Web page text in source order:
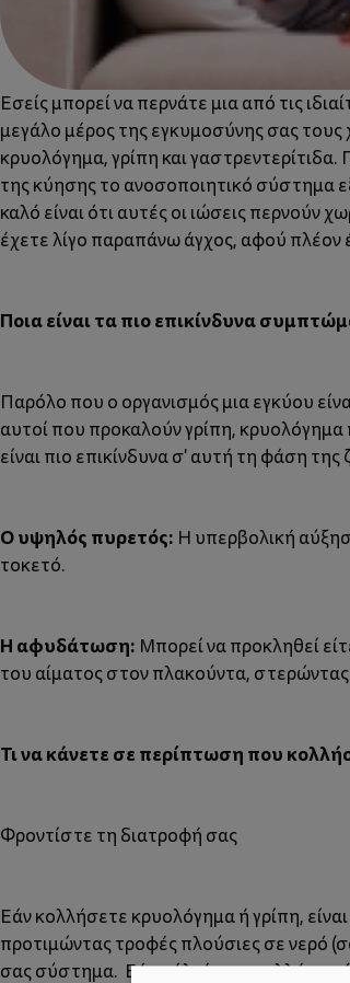
Εσείς μπορεί να περνάτε μια από τις
μεγάλο μέρος της εγκυμοσύνης σας τους
κρυολόγημα, γρίπη και
της κύησης το ανοσοποιητικό σύστημα
καλό είναι ότι αυτές οι ιώσεις περνούν
έχετε λίγο παραπάνω άγχος, αφού πλέον
Ποια είναι τα πιο επικίνδυνα
Παρόλο που ο οργανισμός μια εγκύου
αυτοί που προκαλούν γρίπη,
είναι πιο επικίνδυνα σ' αυτή τη φάση της
Ο υψηλός πυρετός: Η υπερβολική
τοκετό.
Η αφυδάτωση: Μπορεί να προκληθεί
του αίματος στον πλακούντα,
Τι να κάνετε σε περίπτωση που
Φροντίστε τη διατροφή σας
Εάν κολλήσετε κρυολόγημα ή γρίπη,
προτιμώντας τροφές πλούσιες σε νερό
σας σύστημα. Εάν πάλι έχετε κολλήσει